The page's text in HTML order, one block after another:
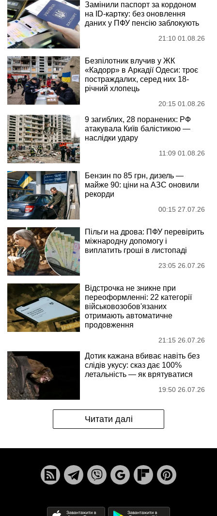
Замінили паспорт за кордоном
на ID-картку: без оновлення
даних у ПФУ пенсію заблокують
21:10 01.08.26
Безпілотник влучив у ЖК
«Кадорр» в Аркадії Одеси: троє
постраждалих, серед них 18-
річний хлопець
20:15 01.08.26
9 загиблих, 28 поранених: РФ
атакувала Київ балістикою —
наслідки удару
11:09 01.08.26
Бензин по 85 грн, дизель —
майже 90: ціни на АЗС оновили
рекорди
00:15 27.07.26
Пільги на дрова: ПФУ перевірить
міжнародну допомогу і
виплатить гроші в листопаді
23:05 26.07.26
Відстрочка не зникне при
переоформленні: 22 категорії
військовозобов'язаних
отримають автоматичне
продовження
21:15 26.07.26
Дотик кажана вбиває навіть без
слідів укусу: сказ дає 100%
летальність — як врятуватися
19:50 26.07.26
Читати далі